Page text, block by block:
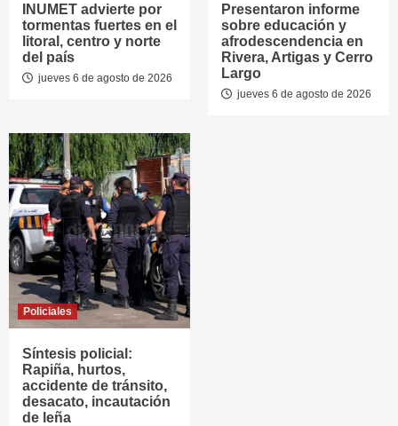
INUMET advierte por
tormentas fuertes en el
litoral, centro y norte
del país
jueves 6 de agosto de 2026
Presentaron informe
sobre educación y
afrodescendencia en
Rivera, Artigas y Cerro
Largo
jueves 6 de agosto de 2026
Policiales
Síntesis policial:
Rapiña, hurtos,
accidente de tránsito,
desacato, incautación
de leña